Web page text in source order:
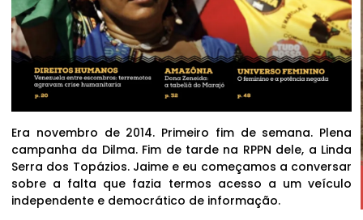
Era novembro de 2014. Primeiro fim de semana. Plena
campanha da Dilma. Fim de tarde na RPPN dele, a Linda
Serra dos Topázios. Jaime e eu começamos a conversar
sobre a falta que fazia termos acesso a um veículo
independente e democrático de informação.